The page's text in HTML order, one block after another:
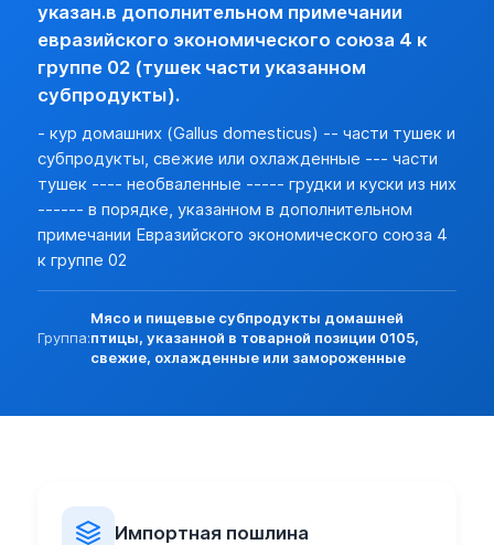
См. Решение Совета Евразийской экономической комиссии
Доступ экспорта
0207135001 ГРУДКИ И КУСКИ ИЗ НИХ, СВЕЖИЕ ИЛИ
нет (базовая)
Ветеринарный сертификат
При ввозе, вывозе, транзите, а также при перемещении
Решение Комиссии ТС N 317 от 18.06.10г. См. Приложение
Cм. приложение к Решению Коллегии ЕЭК N 294 от 10.12.13г.
В соответствии с приказом Минсельхоза РФ от 26.08.11г.
Правила осуществления госуд. ветеринарного надзора в
Решением Совета ЕЭК от 12.11.2021 N 130 утвержден
указан.в дополнительном примечании
евразийского экономического союза 4 к
группе 02 (тушек части указанном
субпродукты).
- кур домашних (Gallus domesticus) -- части тушек и
субпродукты, свежие или охлажденные --- части
тушек ---- необваленные ----- грудки и куски из них
------ в порядке, указанном в дополнительном
примечании Евразийского экономического союза 4
к группе 02
Группа:
Мясо и пищевые субпродукты домашней
птицы, указанной в товарной позиции 0105,
свежие, охлажденные или замороженные
Импортная пошлина